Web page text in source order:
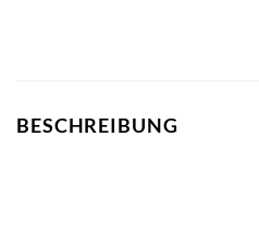
BESCHREIBUNG